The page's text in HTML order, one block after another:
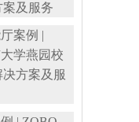
及服务
案例 |
学燕园校
方案及服